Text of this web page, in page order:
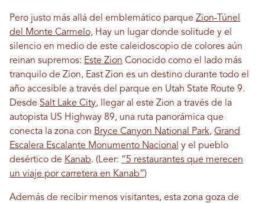
Pero justo más allá del emblemático parque Zion-Túnel
del Monte Carmelo, Hay un lugar donde solitude y el
silencio en medio de este caleidoscopio de colores aún
reinan supremos: Este Zion Conocido como el lado más
tranquilo de Zion, East Zion es un destino durante todo el
año accesible a través del parque en Utah State Route 9.
Desde Salt Lake City, llegar al este Zion a través de la
autopista US Highway 89, una ruta panorámica que
conecta la zona con Bryce Canyon National Park, Grand
Escalera Escalante Monumento Nacional y el pueblo
desértico de Kanab. (Leer: “5 restaurantes que merecen
un viaje por carretera en Kanab”)
Además de recibir menos visitantes, esta zona goza de